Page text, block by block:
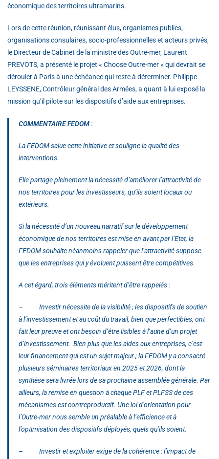
économique des territoires ultramarins.
Lors de cette réunion, réunissant élus, organismes publics,
organisations consulaires, socio-professionnelles et acteurs privés,
le Directeur de Cabinet de la ministre des Outre-mer, Laurent
PREVOTS, a présenté le projet « Choose Outre-mer » qui devrait se
dérouler à Paris à une échéance qui reste à déterminer. Philippe
LEYSSENE, Contrôleur général des Armées, a quant à lui exposé la
mission qu’il pilote sur les dispositifs d’aide aux entreprises.
COMMENTAIRE FEDOM:
La FEDOM salue cette initiative et souligne la qualité des
interventions.
Elle partage pleinement la nécessité d’améliorer l’attractivité de
nos territoires pour les investisseurs, qu’ils soient locaux ou
extérieurs.
Si la nécessité d’un nouveau narratif sur le développement
économique de nos territoires est mise en avant par l’Etat, la
FEDOM souhaite néanmoins rappeler que l’attractivité suppose
que les entreprises qui y évoluent puissent être compétitives.
A cet égard, trois éléments méritent d’être rappelés :
– Investir nécessite de la visibilité ; les dispositifs de soutien
à l’investissement et au coût du travail, bien que perfectibles, ont
fait leur preuve et ont besoin d’être lisibles à l’aune d’un projet
d’investissement. Bien plus que les aides aux entreprises, c’est
leur financement qui est un sujet majeur ; la FEDOM y a consacré
plusieurs séminaires territoriaux en 2025 et 2026, dont la
synthèse sera livrée lors de sa prochaine assemblée générale. Par
ailleurs, la remise en question à chaque PLF et PLFSS de ces
mécanismes est contreproductif. Une loi d’orientation pour
l’Outre-mer nous semble un préalable à l’efficience et à
l’optimisation des dispositifs déployés, quels qu’ils soient.
– Investir et exploiter exige de la cohérence : l’impact de